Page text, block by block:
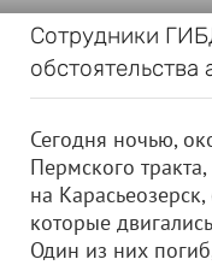
Сотрудники
обстоятельства
Сегодня ночью,
Пермского
на
которые
Один из них